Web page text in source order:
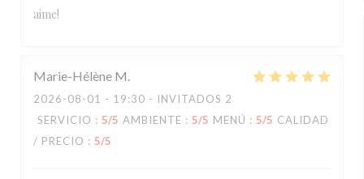
aime!
Marie-Hélène M
2026-08-01 - 19:30 - INVITADOS 2
SERVICIO : 5/5 AMBIENTE : 5/5 MENÚ : 5/5 CALIDAD
/ PRECIO : 5/5